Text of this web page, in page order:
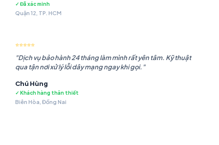
✓ Đã xác minh
Quận 12, TP. HCM
⭐⭐⭐⭐⭐
"Dịch vụ bảo hành 24 tháng làm mình rất yên tâm. Kỹ thuật
qua tận nơi xử lý lỗi dây mạng ngay khi gọi."
Chú Hùng
✓ Khách hàng thân thiết
Biên Hòa, Đồng Nai